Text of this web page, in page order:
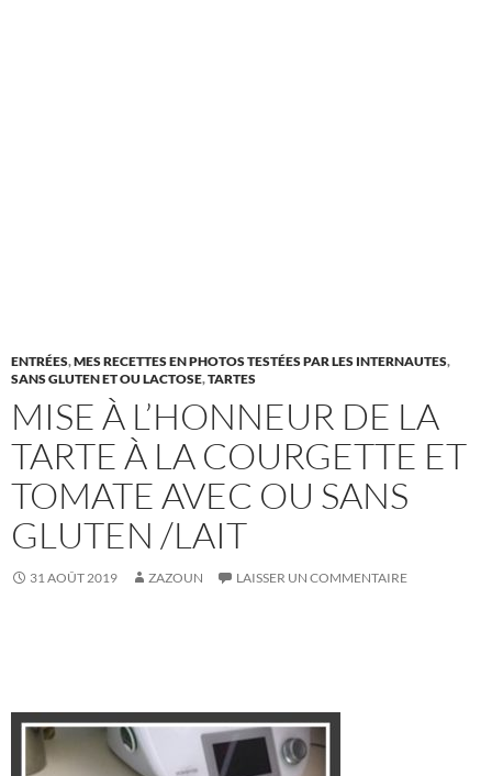
ENTRÉES,MES RECETTES EN PHOTOS TESTÉES PAR LES INTERNAUTES,
SANS GLUTEN ET OU LACTOSE,TARTES
MISE À L’HONNEUR DE LA
TARTE À LA COURGETTE ET
TOMATE AVEC OU SANS
GLUTEN /LAIT
31 AOÛT 2019 ZAZOUN LAISSER UN COMMENTAIRE